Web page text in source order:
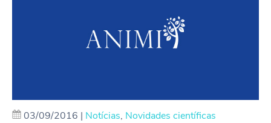
03/09/2016 | Notícias, Novidades científicas